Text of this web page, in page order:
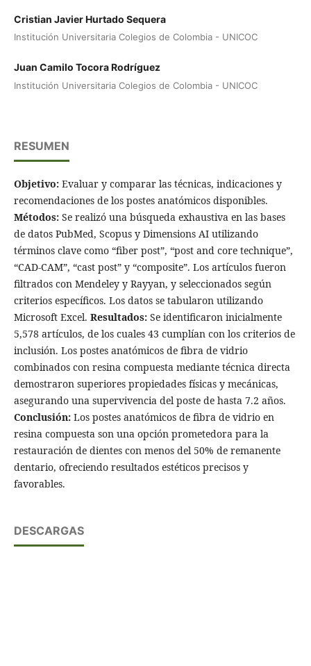
Cristian Javier Hurtado Sequera
Institución Universitaria Colegios de Colombia - UNICOC
Juan Camilo Tocora Rodríguez
Institución Universitaria Colegios de Colombia - UNICOC
RESUMEN
Objetivo:Evaluar y comparar las técnicas, indicaciones y
recomendaciones de los postes anatómicos disponibles.
Métodos:Se realizó una búsqueda exhaustiva en las bases
de datos PubMed, Scopus y Dimensions AI utilizando
términos clave como “fiber post”, “post and core technique”,
“CAD-CAM”, “cast post” y “composite”. Los artículos fueron
filtrados con Mendeley y Rayyan, y seleccionados según
criterios específicos. Los datos se tabularon utilizando
Microsoft Excel. Resultados:Se identificaron inicialmente
5,578 artículos, de los cuales 43 cumplían con los criterios de
inclusión. Los postes anatómicos de fibra de vidrio
combinados con resina compuesta mediante técnica directa
demostraron superiores propiedades físicas y mecánicas,
asegurando una supervivencia del poste de hasta 7.2 años.
Conclusión:Los postes anatómicos de fibra de vidrio en
resina compuesta son una opción prometedora para la
restauración de dientes con menos del 50% de remanente
dentario, ofreciendo resultados estéticos precisos y
favorables.
DESCARGAS